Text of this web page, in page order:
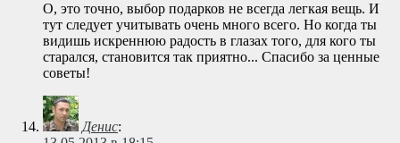
О, это точно, выбор подарков не всегда легкая вещь. И
тут следует учитывать очень много всего. Но когда ты
видишь искреннюю радость в глазах того, для кого ты
старался, становится так приятно... Спасибо за ценные
советы!
Денис: